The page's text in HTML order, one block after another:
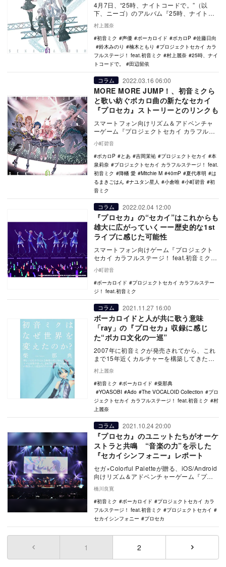
4月7日、“25時、ナイトコードで。”（以
下、ニーゴ）のアルバム『25時、ナイトコ
村上麗奈
初音ミク
声優 ボーカロイド ボカロP
佐藤日向
鈴木みのり
楠木ともり
プロジェクトセカイ カラ
フルステージ！ feat.初音ミク
村上麗奈
25時、ナイ
トコードで。
田辺留依
コラム 2022.03.16 06:00
MORE MORE JUMP！、初音ミクら
と歌い紡ぐボカロ曲の新たなセカイ
『プロセカ』ストーリーとのリンクも
スマートフォン向けリズム＆アドベンチャ
ーゲーム『プロジェクトセカイ カラフルス
テージ！ feat. 初音ミク』（略称『プロセ
カ』…
小町碧音
ボカロP
とあ 吉岡茉祐 プロジェクトセカイ
本
泉莉奈
プロジェクトセカイ カラフルステージ！ feat.
初音ミク
降幡 愛 Mitchie M 40mP 夏代孝明
は
るまきごはん
ナユタン星人 小倉唯 小町碧音
初
音ミク
コラム 2022.02.04 12:00
『プロセカ』の“セカイ”はこれからも
雄大に広がっていくーー歴史的な1st
ライブに感じた可能性
スマートフォン向けゲーム『プロジェクト
セカイ カラフルステージ！ feat.初音ミク』
（略称：プロセカ）が、史上初のライブを1
月…
小町碧音
ボーカロイド
プロジェクトセカイ カラフルステー
ジ！ feat.初音ミク
コラム 2021.11.27 16:00
ボーカロイドと人が共に歌う意味
「ray」の『プロセカ』収録に感じ
た“ボカロ文化の一巡”
2007年に初音ミクが発売されてから、これ
まで15年近くカルチャーを構築してきたボ
を見せ…
村上麗奈
初音ミク
ボーカロイド
柴那典
YOASOBI
Ado The VOCALOID Collection
プロ
ジェクトセカイ カラフルステージ！ feat.初音ミク
村
上麗奈
コラム 2021.10.24 20:00
『プロセカ』のユニットたちがオーケ
ストラと共鳴 “音楽の力”を示した
『セカイシンフォニー』レポート
セガ×Colorful Paletteが贈る、iOS/Android
向けリズム＆アドベンチャーゲーム『プロ
ジェクトセカイ カラフ…
橋川良寛
初音ミク
ボーカロイド
プロジェクトセカイ カラ
フルステージ！ feat.初音ミク
プロジェクトセカイ
セカイシンフォニー
プロセカ
1 2